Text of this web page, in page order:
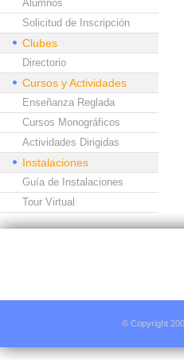
Alumnos
Solicitud de Inscripción
Clubes
Directorio
Cursos y Actividades
Enseñanza Reglada
Cursos Monográficos
Actividades Dirigidas
Instalaciones
Guía de Instalaciones
Tour Virtual
© Copyright